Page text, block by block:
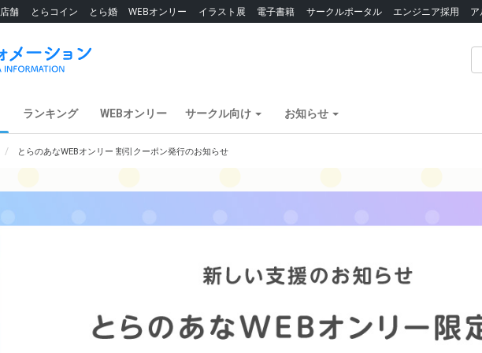
店舗 とらコイン とら婚 WEBオンリー イラスト展 電子書籍 サークルポータル エンジニア採用
ランキング WEBオンリー サークル向け お知らせ
とらのあなWEBオンリー 割引クーポン発行のお知らせ